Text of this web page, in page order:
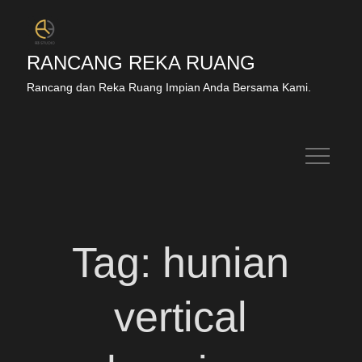
content
RANCANG REKA RUANG
Rancang dan Reka Ruang Impian Anda Bersama Kami.
Tag: hunian
vertical